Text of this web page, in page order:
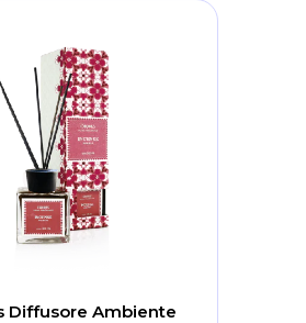
Diffusore Ambiente